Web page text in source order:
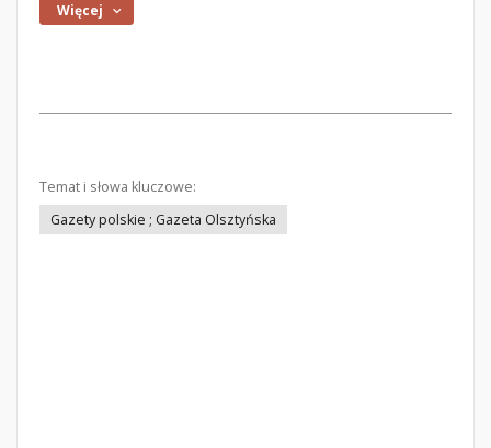
Więcej
Temat i słowa kluczowe:
Gazety polskie ; Gazeta Olsztyńska